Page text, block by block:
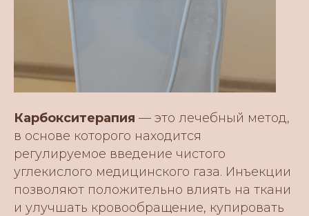
Карбокситерапия — это лечебный метод,
в основе которого находится
регулируемое введение чистого
углекислого медицинского газа. Инъекции
позволяют положительно влиять на ткани
и улучшать кровообращение, купировать